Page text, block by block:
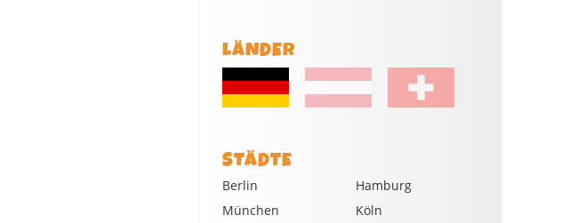
LÄNDER
STÄDTE
Berlin
Hamburg
München
Köln